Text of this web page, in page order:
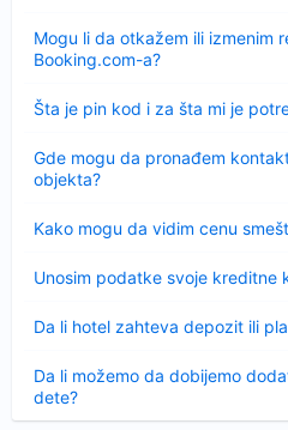
Mogu li da otkažem ili izmenim
Booking.com-a?
Šta je pin kod i za šta mi je
Sažeto
Gde mogu da pronađem
objekta?
Kako mogu da vidim cenu
Unosim podatke svoje kreditne
Da li hotel zahteva depozit ili
Da li možemo da dobijemo
dete?